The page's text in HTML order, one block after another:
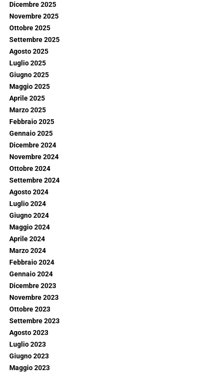
Dicembre 2025
Novembre 2025
Ottobre 2025
Settembre 2025
Agosto 2025
Luglio 2025
Giugno 2025
Maggio 2025
Aprile 2025
Marzo 2025
Febbraio 2025
Gennaio 2025
Dicembre 2024
Novembre 2024
Ottobre 2024
Settembre 2024
Agosto 2024
Luglio 2024
Giugno 2024
Maggio 2024
Aprile 2024
Marzo 2024
Febbraio 2024
Gennaio 2024
Dicembre 2023
Novembre 2023
Ottobre 2023
Settembre 2023
Agosto 2023
Luglio 2023
Giugno 2023
Maggio 2023